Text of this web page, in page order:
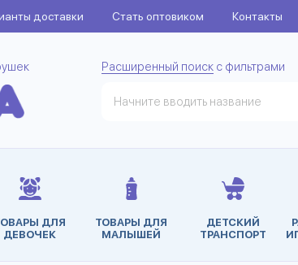
доставки Стать оптовиком Контакты
Расширенный поиск с фильтрами
ДЛЯ
ДЕВОЧЕК
ТОВАРЫ ДЛЯ
МАЛЫШЕЙ
ДЕТСКИЙ
ТРАНСПОРТ